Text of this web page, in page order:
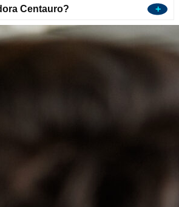
Centauro?